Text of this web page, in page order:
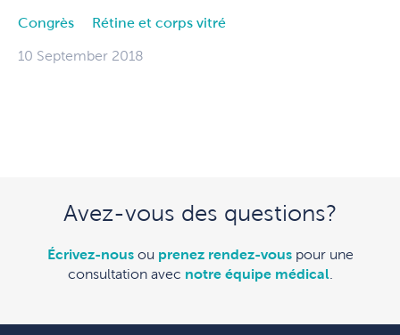
Congrès Rétine et corps vitré
10 September 2018
Avez-vous des questions?
Écrivez-nousou prenez rendez-vouspour une
consultation avec notre équipe médical.